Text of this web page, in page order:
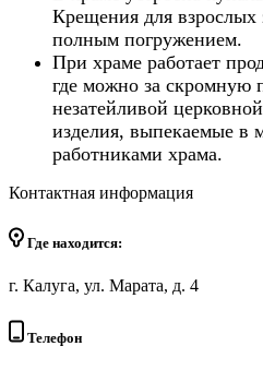
Крещения для взрослых
полным погружением.
При храме работает
где можно за скромную
незатейливой
изделия, выпекаемые в
работниками храма.
Контактная информация
Где находится:
г. Калуга, ул. Марата, д. 4
Телефон